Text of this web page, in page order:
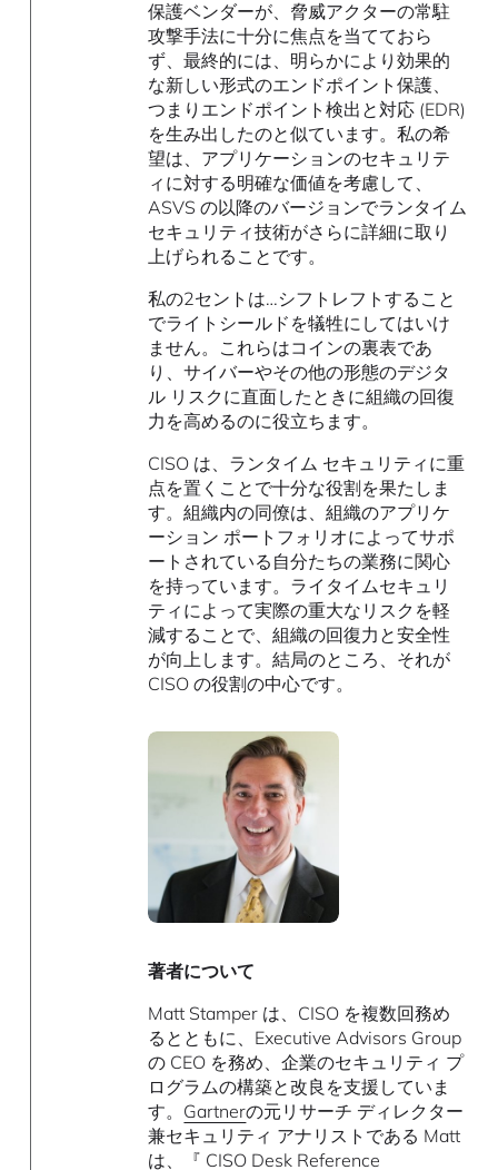
保護ベンダーが、脅威アクターの常​​駐
攻撃手法に十分に焦点を当てておら
ず、最終的には、明らかにより効果的
な新しい形式のエンドポイント保護、
つまりエンドポイント検出と対応 (EDR)
を生み出したのと似ています。私の希
望は、アプリケーションのセキュリテ
ィに対する明確な価値を考慮して、
ASVS の以降のバージョンでランタイム
セキュリティ技術がさらに詳細に取り
上げられることです。
私の2セントは…シフトレフトすること
でライトシールドを犠牲にしてはいけ
ません。これらはコインの裏表であ
り、サイバーやその他の形態のデジタ
ル リスクに直面したときに組織の回復
力を高めるのに役立ちます。
CISO は、ランタイム セキュリティに重
点を置くことで十分な役割を果たしま
す。組織内の同僚は、組織のアプリケ
ーション ポートフォリオによってサポ
ートされている自分たちの業務に関心
を持っています。ライタイムセキュリ
ティによって実際の重大なリスクを軽
減することで、組織の回復力と安全性
が向上します。結局のところ、それが
CISO の役割の中心です。
著者について
Matt Stamper は、CISO を複数回務め
るとともに、Executive Advisors Group
の CEO を務め、企業のセキュリティ プ
ログラムの構築と改良を支援していま
す。 Gartnerの元リサーチ ディレクター
兼セキュリティ アナリストである Matt
は、『 CISO Desk Reference